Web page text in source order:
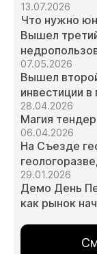
13.07.2026
Что нужно
Вышел
07.05.2026
Вышел
инвестиции
28.04.2026
Магия
06.04.2026
На Съезде
29.01.2026
Демо День
как рынок